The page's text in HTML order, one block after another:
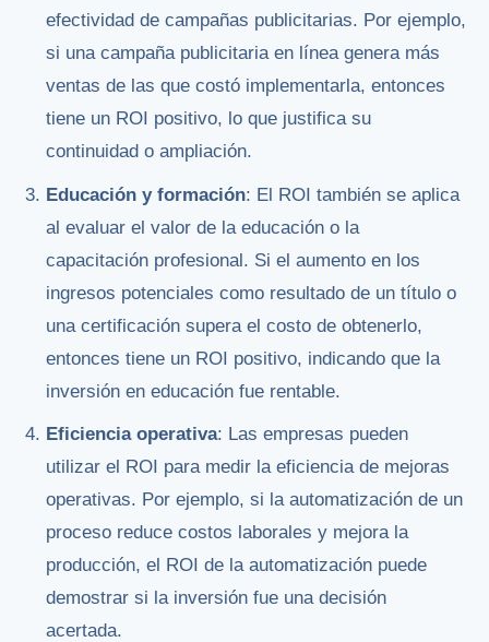
efectividad de campañas publicitarias. Por ejemplo,
si una campaña publicitaria en línea genera más
ventas de las que costó implementarla, entonces
tiene un ROI positivo, lo que justifica su
continuidad o ampliación.
Educación y formación: El ROI también se aplica
al evaluar el valor de la educación o la
capacitación profesional. Si el aumento en los
ingresos potenciales como resultado de un título o
una certificación supera el costo de obtenerlo,
entonces tiene un ROI positivo, indicando que la
inversión en educación fue rentable.
Eficiencia operativa: Las empresas pueden
utilizar el ROI para medir la eficiencia de mejoras
operativas. Por ejemplo, si la automatización de un
proceso reduce costos laborales y mejora la
producción, el ROI de la automatización puede
demostrar si la inversión fue una decisión
acertada.